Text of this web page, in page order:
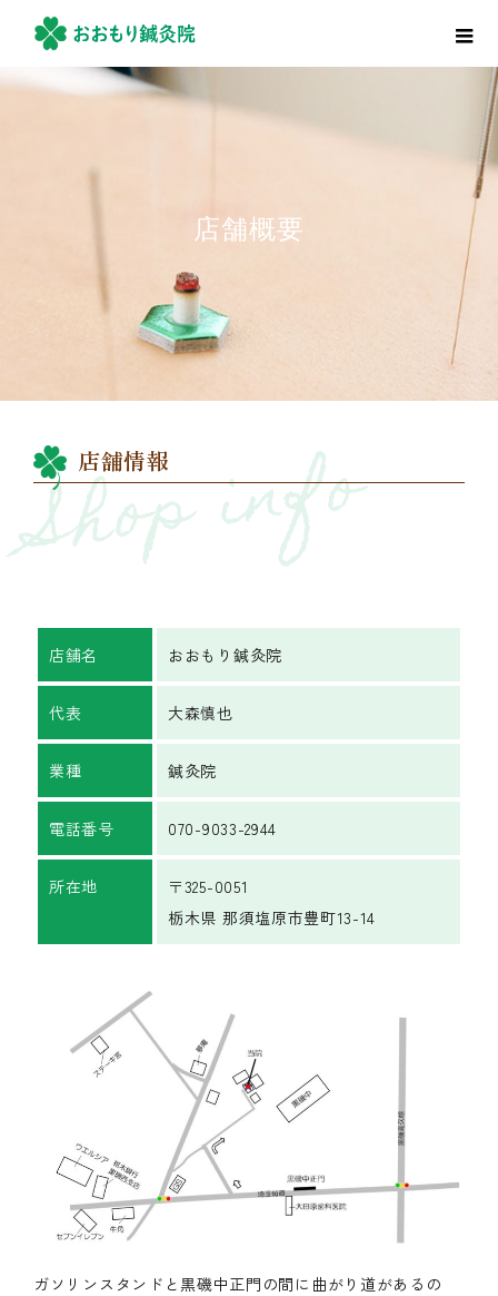
店舗概要
店舗情報
Shop info
店舗名 おおもり鍼灸院
代表 大森慎也
業種 鍼灸院
電話番号 070-9033-2944
所在地
〒325-0051
栃木県 那須塩原市豊町13-14
ガソリンスタンドと黒磯中正門の間に曲がり道があるの